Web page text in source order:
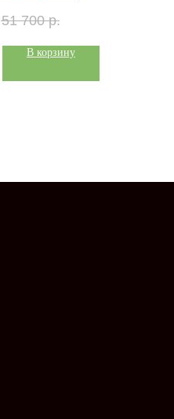
51 700 р.
В корзину